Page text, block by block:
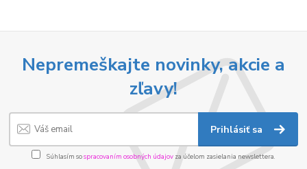
Nepremeškajte novinky, akcie a
zľavy!
Prihlásiť sa
Súhlasím sospracovaním osobných údajov za účelom zasielania newslettera.